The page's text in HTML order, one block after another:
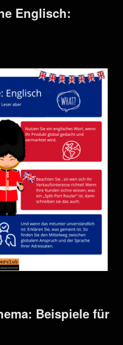
Englisch:
Beispiele für